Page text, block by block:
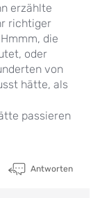
erzählte
richtiger
die
oder
von
hätte, als
passieren
Antworten